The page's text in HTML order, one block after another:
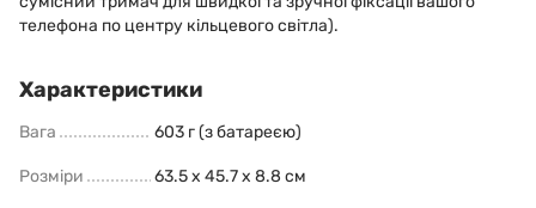
телефона по центру кільцевого світла).
Характеристики
Вага 603 г (з батареєю)
Розміри 63.5 x 45.7 x 8.8 cм